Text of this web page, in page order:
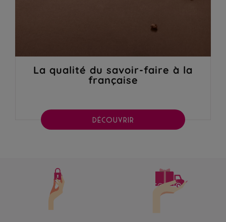
La qualité du savoir-faire à la
française
DÉCOUVRIR